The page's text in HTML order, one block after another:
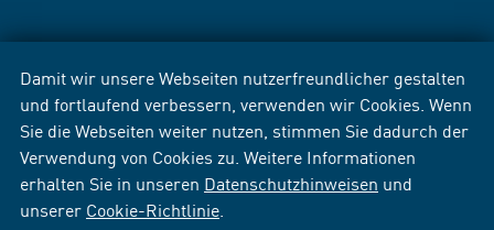
Damit wir unsere Webseiten nutzerfreundlicher gestalten
und fortlaufend verbessern, verwenden wir Cookies. Wenn
Sie die Webseiten weiter nutzen, stimmen Sie dadurch der
Verwendung von Cookies zu. Weitere Informationen
erhalten Sie in unseren Datenschutzhinweisen und
unserer Cookie-Richtlinie